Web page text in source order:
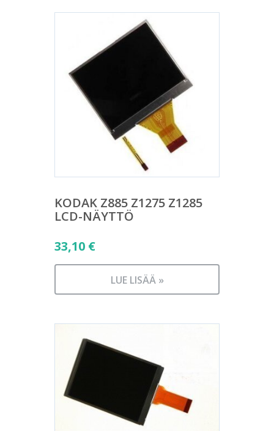
KODAK Z885 Z1275 Z1285
LCD-NÄYTTÖ
33,10 €
LUE LISÄÄ »